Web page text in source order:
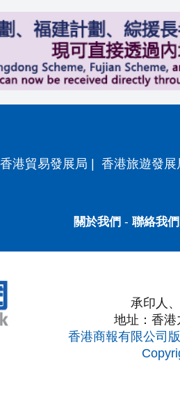
香港貿易發展局 香港旅遊發展
關於我們 - 聯絡我們
承印人
地址：香
香港商報有限公司